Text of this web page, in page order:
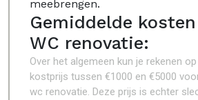
meebrengen.
Gemiddelde
WC renovatie:
Over het algemeen kun je rekenen
kostprijs tussen €1000 en €5000
wc renovatie. Deze prijs is echter